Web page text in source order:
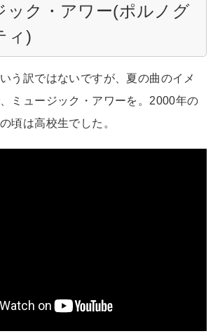
ック・アワー(ポルノグ
ィ)
う訳ではないですが、夏の曲のイメ
ミュージック・アワーを。2000年の
頃は高校生でした。